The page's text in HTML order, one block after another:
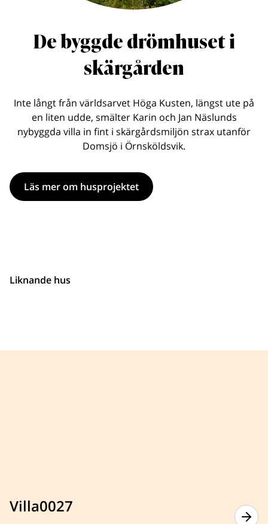
De byggde drömhuset i
skärgården
Inte långt från världsarvet Höga Kusten, längst ute på
en liten udde, smälter Karin och Jan Näslunds
nybyggda villa in fint i skärgårdsmiljön strax utanför
Domsjö i Örnsköldsvik.
Läs mer om husprojektet
Liknande hus
Villa0027